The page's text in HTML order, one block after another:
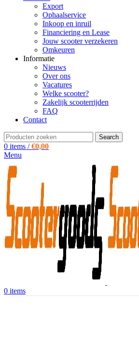
Export
Ophaalservice
Inkoop en inruil
Financiering en Lease
Jouw scooter verzekeren
Omkeuren
Informatie
Nieuws
Over ons
Vacatures
Welke scooter?
Zakelijk scooterrijden
FAQ
Contact
Search
0 items / €0,00
Menu
0 items